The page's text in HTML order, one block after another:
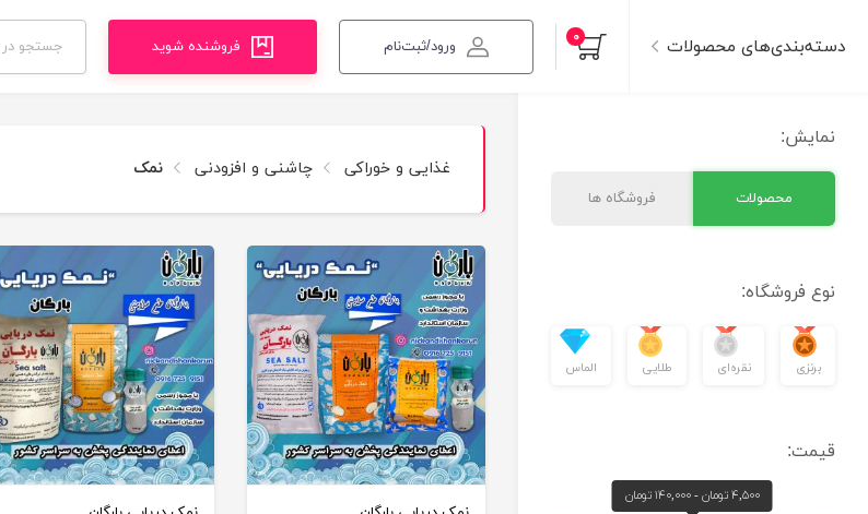
دسته‌بندی‌های محصولات ۰ ورود/ثبت‌نام فروشنده شوید
نمایش:
محصولات فروشگاه ها
نوع فروشگاه:
برنزی نقره‌ای طلایی الماس
قیمت:
۴,۵۰۰ تومان - ۱۴۰,۰۰۰ تومان
غذایی و خوراکی چاشنی و افزودنی نمک